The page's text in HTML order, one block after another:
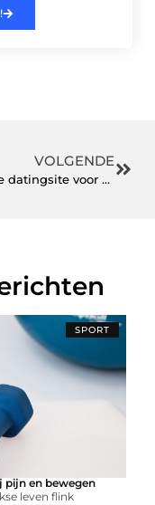
VOLGENDE
Op deze datingsite voor 50-plussers deel je eenvoudig je interesses
SPORT
pijn en bewegen
leven flink